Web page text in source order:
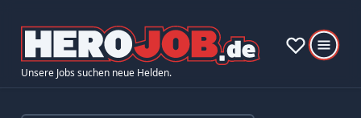
Unsere Jobs suchen neue Helden.